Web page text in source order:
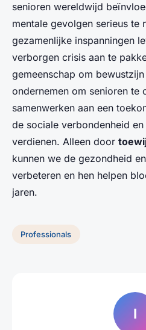
senioren wereldwijd
mentale gevolgen serieus te
gezamenlijke inspanningen
verborgen crisis aan te
gemeenschap om
ondernemen om senioren te
samenwerken aan een
de sociale verbondenheid
verdienen. Alleen door
kunnen we de gezondheid
verbeteren en hen helpen
jaren.
Professionals
I